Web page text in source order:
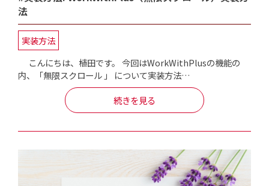
法
実装方法
こんにちは、植田です。 今回はWorkWithPlusの機能の
内、「無限スクロール 」 について実装方法…
続きを見る